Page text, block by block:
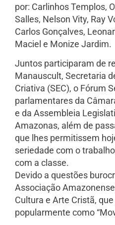
por: Carlinhos Templos,
Salles, Nelson Vity, Ray
Carlos Gonçalves,
Maciel e Monize Jardim.
Juntos participaram de
Manauscult, Secretaria
Criativa (SEC), o Fórum
parlamentares da
e da Assembleia
Amazonas, além de
que lhes permitissem
seriedade com o
com a classe.
Devido a questões
Associação
Cultura e Arte Cristã,
popularmente como